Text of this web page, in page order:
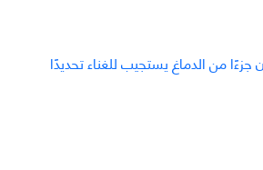
من الدماغ يستجيب للغناء تحديدًا